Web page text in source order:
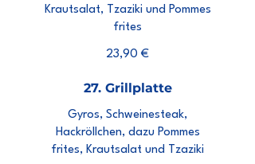
Krautsalat, Tzaziki und Pommes
frites
23,90 €
27. Grillplatte
Gyros, Schweinesteak,
Hackröllchen, dazu Pommes
frites, Krautsalat und Tzaziki